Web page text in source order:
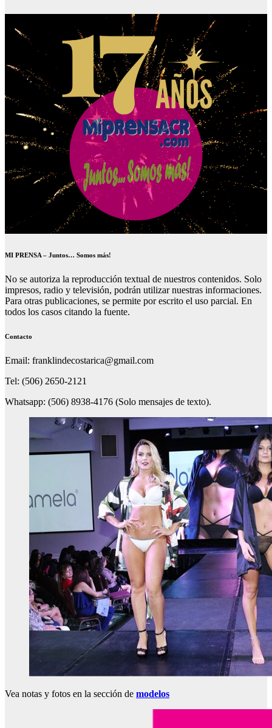
MI PRENSA – Juntos… Somos más!
No se autoriza la reproducción textual de nuestros contenidos. Solo
impresos, radio y televisión, podrán utilizar nuestras informaciones.
Para otras publicaciones, se permite por escrito el uso parcial. En
todos los casos citando la fuente.
Contacto
Email: franklindecostarica@gmail.com
Tel: (506) 2650-2121
Whatsapp: (506) 8938-4176 (Solo mensajes de texto).
Vea notas y fotos en la sección de modelos